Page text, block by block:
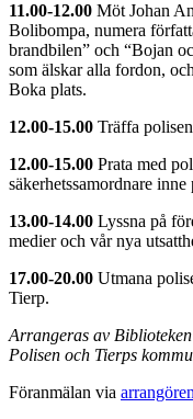
11.00-12.00 Möt Johan
Bolibompa, numera
brandbilen” och “Bojan
som älskar alla fordon,
Boka plats.
12.00-15.00 Träffa
12.00-15.00 Prata med
säkerhetssamordnare
13.00-14.00 Lyssna på
medier och vår nya
17.00-20.00 Utmana
Tierp.
Arrangeras av
Polisen och Tierps
Föranmälan via